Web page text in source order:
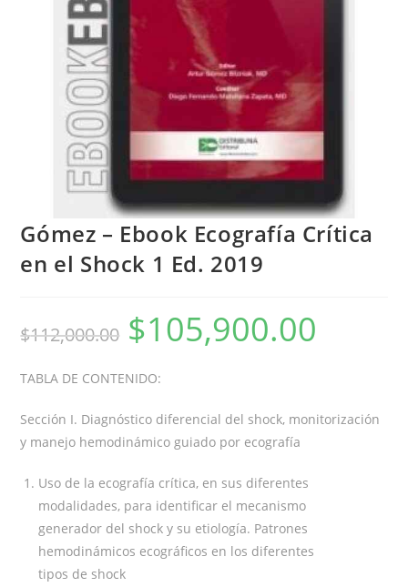
Gómez – Ebook Ecografía Crítica
en el Shock 1 Ed. 2019
$112,000.00 $105,900.00
TABLA DE CONTENIDO:
Sección I. Diagnóstico diferencial del shock, monitorización
y manejo hemodinámico guiado por ecografía
Uso de la ecografía crítica, en sus diferentes
modalidades, para identificar el mecanismo
generador del shock y su etiología. Patrones
hemodinámicos ecográficos en los diferentes
tipos de shock